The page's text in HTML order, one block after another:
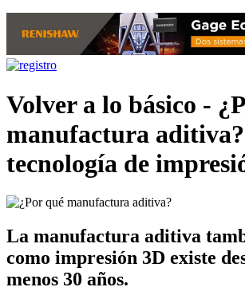
Volver a lo básico -
manufactura
tecnología de
La manufactura aditiva
como impresión 3D existe
menos 30 años.